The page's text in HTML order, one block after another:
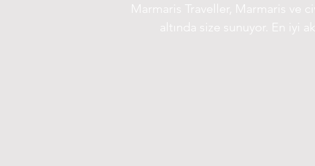
Marmaris Traveller, Marmaris ve
altında size sunuyor. En iyi